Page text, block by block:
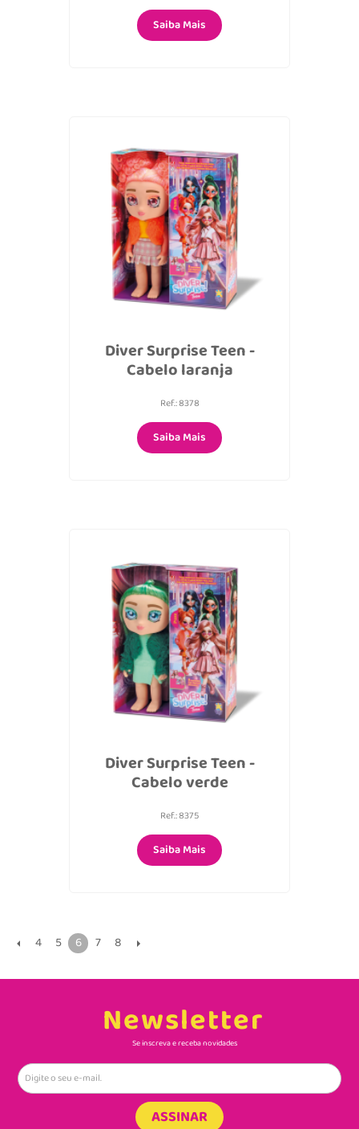
Saiba Mais
Diver Surprise Teen -
Cabelo laranja
Ref.: 8378
Saiba Mais
Diver Surprise Teen -
Cabelo verde
Ref.: 8375
Saiba Mais
4 5 6 7 8
Newsletter
Se inscreva e receba novidades
ASSINAR